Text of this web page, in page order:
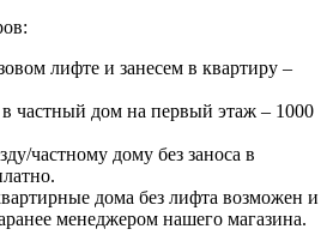
лифте и занесем в квартиру –
частный дом на первый этаж – 1000
частному дому без заноса в
дома без лифта возможен и
менеджером нашего магазина.